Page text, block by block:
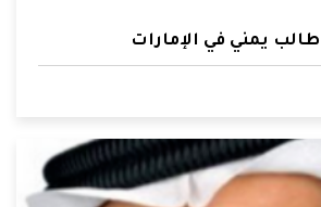
يمني في الإمارات